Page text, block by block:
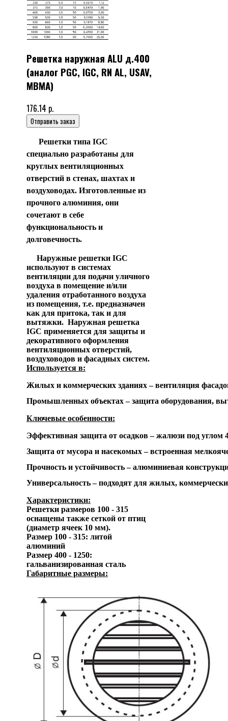
Решетка наружная ALU д.400
(аналог PGC, IGC, RN AL, USAV,
МВМА)
176.14 р.
Отправить заказ
Решетки типа IGC
специально разработаны для
круглых вентиляционных
отверстий в стенах, шахтах и
воздуховодах. Изготовленные из
прочного алюминия, они
сочетают в себе
функциональность и
долговечность.
Наружные решетки IGC
используют в системах
вентиляции для подачи уличного
воздуха в помещение и/или
удаления отработанного воздуха
из помещения, т.е. предназначен
как для притока, так и для
вытяжки. Наружная решетка
IGC применяется для защиты и
декоративного оформления
вентиляционных отверстий,
воздуховодов и фасадных систем.
Используется в:
Жилых и коммерческих зданиях – вентиляция
Промышленных объектах – защита оборудования,
Ключевые особенности:
Эффективная защита от осадков – жалюзи под
Защита от мусора и насекомых – встроенная
Прочность и устойчивость – алюминиевая
Универсальность – подходят для жилых,
Характеристики:
Решетки размеров 100 - 315
оснащены также сеткой от птиц
(диаметр ячеек 10 мм).
Размер 100 - 315: литой
алюминий
Размер 400 - 1250:
гальванизированная сталь
Габаритные размеры: